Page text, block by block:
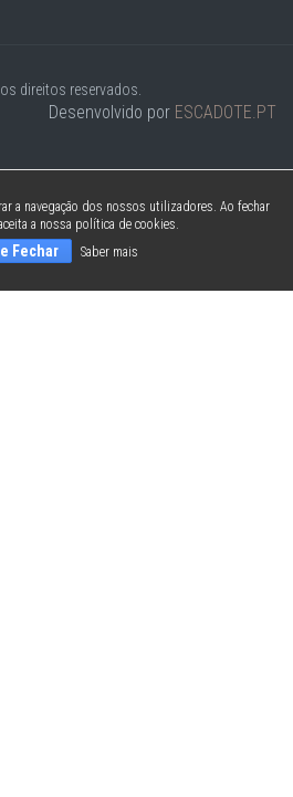
direitos reservados.
Desenvolvido por ESCADOTE.PT
a navegação dos nossos utilizadores. Ao fechar
a nossa política de cookies.
Fechar Saber mais